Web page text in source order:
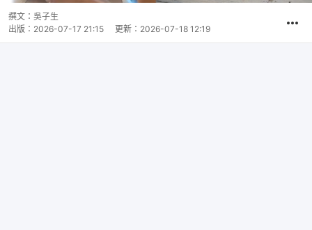
撰文： 吳子生
出版： 2026-07-17 21:15 更新： 2026-07-18 12:19